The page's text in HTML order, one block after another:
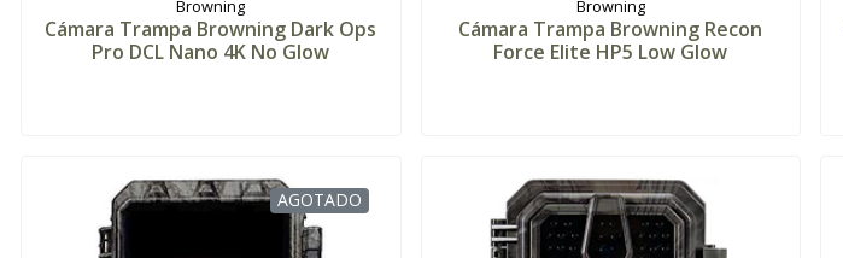
Browning
Cámara Trampa Browning Dark Ops
Pro DCL Nano 4K No Glow
Browning
Cámara Trampa Browning Recon
Force Elite HP5 Low Glow
AGOTADO